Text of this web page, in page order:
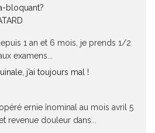
bloquant?
1 an et 6 mois, je prends 1/2
examens...
j’ai toujours mal !
ernie înominal au mois avril 5
revenue douleur dans...